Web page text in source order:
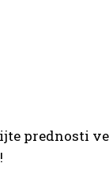
prednosti